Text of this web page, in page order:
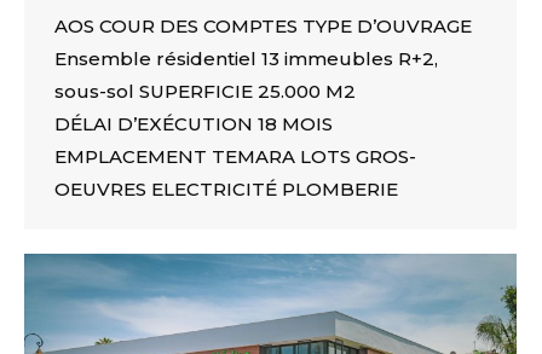
AOS COUR DES COMPTES TYPE D’OUVRAGE
Ensemble résidentiel 13 immeubles R+2,
sous-sol SUPERFICIE 25.000 M2
DÉLAI D’EXÉCUTION 18 MOIS
EMPLACEMENT TEMARA LOTS GROS-
OEUVRES ELECTRICITÉ PLOMBERIE